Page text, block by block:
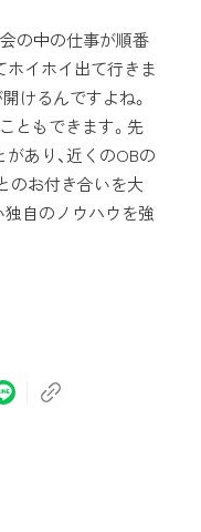
の中の仕事が順番
ホイホイ出て行きま
けるんですよね。
ともできます。先
あり、近くのOBの
のお付き合いを大
独自のノウハウを強